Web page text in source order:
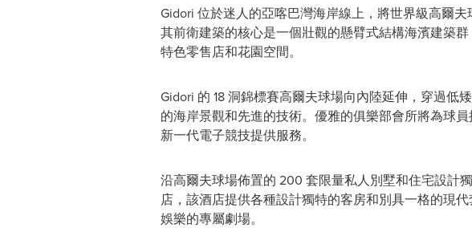
Gidori 位於迷人的亞喀巴灣海岸線上，將世界級高爾
其前衛建築的核心是一個壯觀的懸臂式結構海濱建築
特色零售店和花園空間。
Gidori 的 18 洞錦標賽高爾夫球場向內陸延伸，穿過低
的海岸景觀和先進的技術。優雅的俱樂部會所將為球
新一代電子競技提供服務。
沿高爾夫球場佈置的 200 套限量私人別墅和住宅設計
店，該酒店提供各種設計獨特的客房和別具一格的現
娛樂的專屬劇場。